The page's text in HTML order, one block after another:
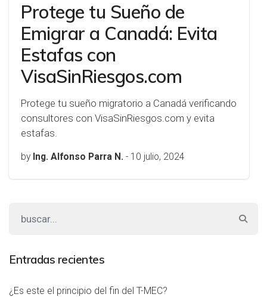
Protege tu Sueño de
Emigrar a Canadá: Evita
Estafas con
VisaSinRiesgos.com
Protege tu sueño migratorio a Canadá verificando
consultores con VisaSinRiesgos.com y evita
estafas.
by Ing. Alfonso Parra N. - 10 julio, 2024
Entradas recientes
¿Es este el principio del fin del T-MEC?